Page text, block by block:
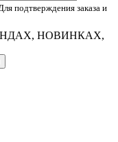
подтверждения заказа и
НОВИНКАХ,